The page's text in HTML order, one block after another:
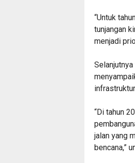
“Untuk
tunjangan
menjadi
“Di tahun
jalan yang
bencana,”